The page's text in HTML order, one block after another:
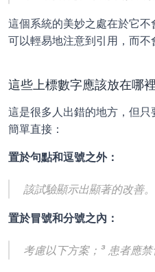
這個系統的美妙之處在於它
可以輕易地注意到引用，而不
這些上標數字應該放在哪裡
這是很多人出錯的地方，但
簡單直接：
置於句點和逗號之外：
該試驗顯示出顯著的改善
置於冒號和分號之內：
考慮以下方案；³ 患者應禁